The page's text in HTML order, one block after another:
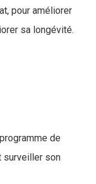
pour améliorer
sa longévité.
de
surveiller son